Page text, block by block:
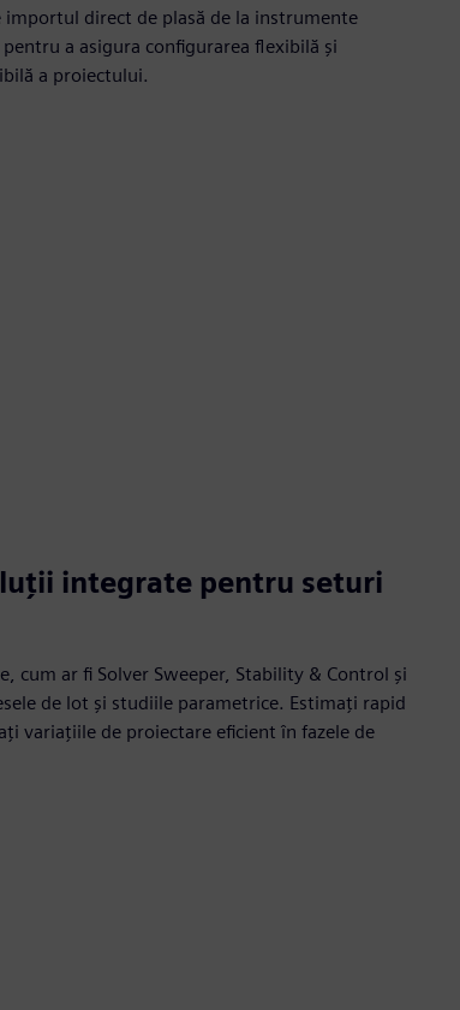
importul direct de plasă de la instrumente
a asigura configurarea flexibilă și
a proiectului.
integrate pentru seturi
cum ar fi Solver Sweeper, Stability & Control și
de lot și studiile parametrice. Estimați rapid
variațiile de proiectare eficient în fazele de